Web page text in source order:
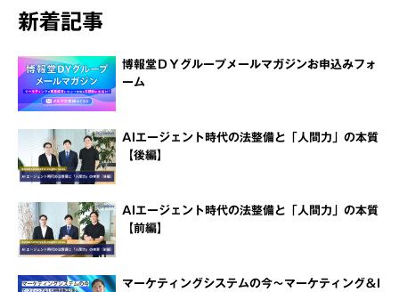
新着記事
博報堂ＤＹグループメールマガジンお申込みフォ
ーム
AIエージェント時代の法整備と「人間力」の本質
【後編】
AIエージェント時代の法整備と「人間力」の本質
【前編】
マーケティングシステムの今～マーケティング＆I